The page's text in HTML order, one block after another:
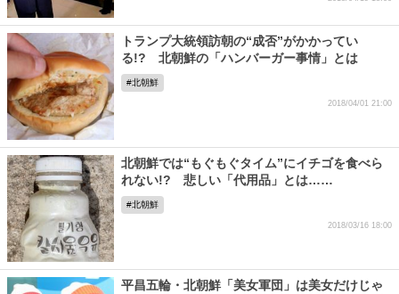
トランプ大統領訪朝の“成否”がかかってい
る!? 北朝鮮の「ハンバーガー事情」とは
北朝鮮
2018/04/01 21:00
北朝鮮では“もぐもぐタイム”にイチゴを食べら
れない!? 悲しい「代用品」とは……
北朝鮮
2018/03/16 18:00
平昌五輪・北朝鮮「美女軍団」は美女だけじゃ